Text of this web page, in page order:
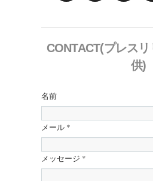
CONTACT(プレス
供)
名前
メール *
メッセージ *